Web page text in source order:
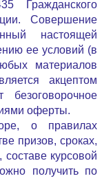
Гражданского
Совершение
настоящей
ее условий (в
материалов
акцептом
оферты.
о правилах
призов, сроках,
курсовой
получить по